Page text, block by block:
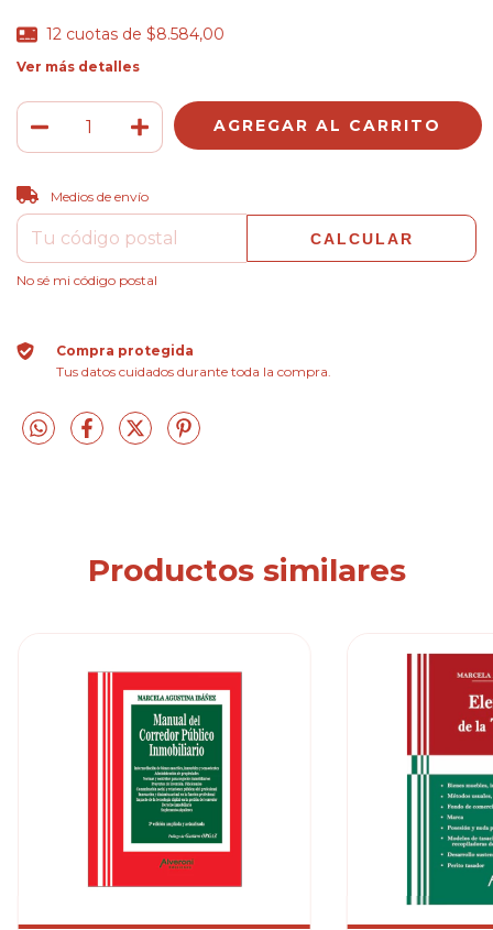
12 cuotas de $8.584,00
Ver más detalles
Entregas para el CP:
Medios de envío
CALCULAR
No sé mi código postal
Compra protegida
Tus datos cuidados durante toda la compra.
Productos similares